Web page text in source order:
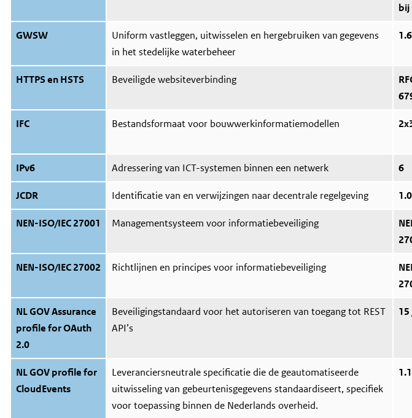
bij
GWSW
Uniform vastleggen, uitwisselen en hergebruiken van gegevens
in het stedelijke waterbeheer
HTTPS en HSTS Beveiligde websiteverbinding
IFC Bestandsformaat voor bouwwerkinformatiemodellen
IPv6 Adressering van ICT-systemen binnen een netwerk 6
JCDR Identificatie van en verwijzingen naar decentrale regelgeving 1.0
NEN-ISO/IEC 27001 Managementsysteem voor informatiebeveiliging
NEN-ISO/IEC 27002 Richtlijnen en principes voor informatiebeveiliging
NL GOV Assurance
profile for OAuth
2.0
Beveiligingstandaard voor het autoriseren van toegang tot REST
API’s
NL GOV profile for
CloudEvents
Leveranciersneutrale specificatie die de geautomatiseerde
uitwisseling van gebeurtenisgegevens standaardiseert, specifiek
voor toepassing binnen de Nederlands overheid.
1.1